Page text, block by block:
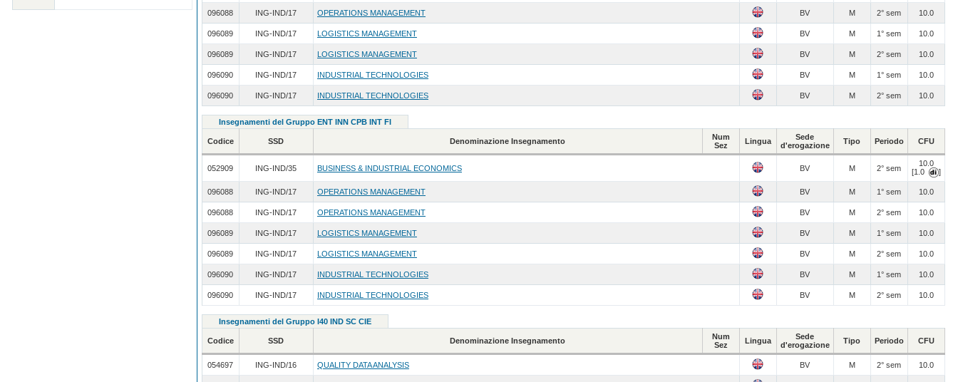
096088 ING-IND/17 OPERATIONS MANAGEMENT BV M 2° sem 10.0
096089 ING-IND/17 LOGISTICS MANAGEMENT BV M 1° sem 10.0
096089 ING-IND/17 LOGISTICS MANAGEMENT BV M 2° sem 10.0
096090 ING-IND/17 INDUSTRIAL TECHNOLOGIES BV M 1° sem 10.0
096090 ING-IND/17 INDUSTRIAL TECHNOLOGIES BV M 2° sem 10.0
Insegnamenti del Gruppo ENT INN CPB INT FI
Codice SSD Denominazione Insegnamento
Num
Sez
Lingua
Sede
d'erogazione
Tipo Periodo CFU
052909 ING-IND/35 BUSINESS & INDUSTRIAL ECONOMICS BV M 2° sem
10.0
[1.0
]
096088 ING-IND/17 OPERATIONS MANAGEMENT BV M 1° sem 10.0
096088 ING-IND/17 OPERATIONS MANAGEMENT BV M 2° sem 10.0
096089 ING-IND/17 LOGISTICS MANAGEMENT BV M 1° sem 10.0
096089 ING-IND/17 LOGISTICS MANAGEMENT BV M 2° sem 10.0
096090 ING-IND/17 INDUSTRIAL TECHNOLOGIES BV M 1° sem 10.0
096090 ING-IND/17 INDUSTRIAL TECHNOLOGIES BV M 2° sem 10.0
Insegnamenti del Gruppo I40 IND SC CIE
Codice SSD Denominazione Insegnamento
Num
Sez
Lingua
Sede
d'erogazione
Tipo Periodo CFU
054697 ING-IND/16 QUALITY DATA ANALYSIS BV M 2° sem 10.0